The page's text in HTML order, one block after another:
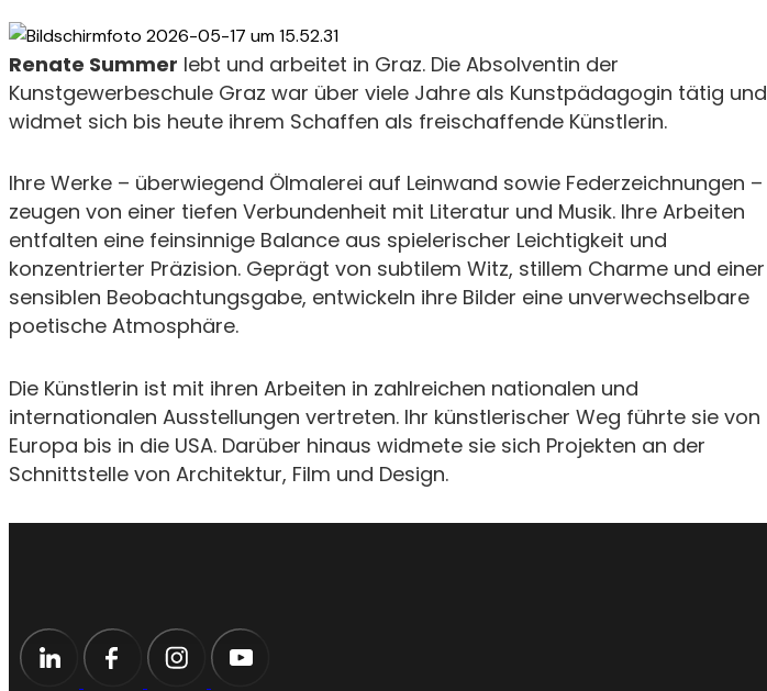
Renate Summer lebt und arbeitet in Graz. Die Absolventin der
Kunstgewerbeschule Graz war über viele Jahre als Kunstpädagogin tätig und
widmet sich bis heute ihrem Schaffen als freischaffende Künstlerin.
Ihre Werke – überwiegend Ölmalerei auf Leinwand sowie Federzeichnungen –
zeugen von einer tiefen Verbundenheit mit Literatur und Musik. Ihre Arbeiten
entfalten eine feinsinnige Balance aus spielerischer Leichtigkeit und
konzentrierter Präzision. Geprägt von subtilem Witz, stillem Charme und einer
sensiblen Beobachtungsgabe, entwickeln ihre Bilder eine unverwechselbare
poetische Atmosphäre.
Die Künstlerin ist mit ihren Arbeiten in zahlreichen nationalen und
internationalen Ausstellungen vertreten. Ihr künstlerischer Weg führte sie von
Europa bis in die USA. Darüber hinaus widmete sie sich Projekten an der
Schnittstelle von Architektur, Film und Design.